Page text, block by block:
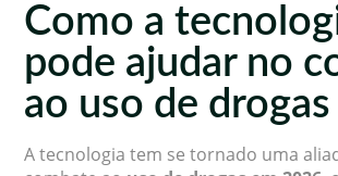
Como a
pode ajudar no
ao uso de drogas
A tecnologia tem se tornado uma